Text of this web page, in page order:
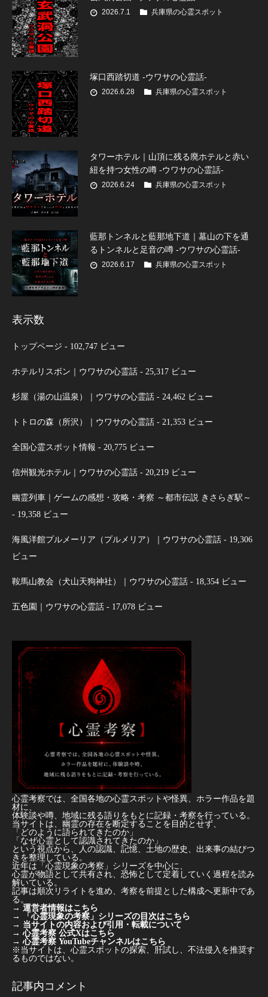
2026.7.1 兵庫県の心霊スポット
塚口西踏切道 -ウワサの心霊話-
2026.6.28 兵庫県の心霊スポット
タワーホテル｜山頂に残る廃ホテルと赤い
紐を持つ女性の噂 -ウワサの心霊話-
2026.6.24 兵庫県の心霊スポット
藍那トンネルと藍那地下道｜墓山の下を通
るトンネルと足音の噂 -ウワサの心霊話-
2026.6.17 兵庫県の心霊スポット
表示数
トップページ - 102,747 ビュー
ホテルリスボン｜ウワサの心霊話 - 25,317 ビュー
杉屋（湯の山温泉）｜ウワサの心霊話 - 24,462 ビュー
トトロの森（所沢）｜ウワサの心霊話 - 21,353 ビュー
全国心霊スポット情報 - 20,775 ビュー
信州観光ホテル｜ウワサの心霊話 - 20,219 ビュー
幽霊列車｜ゲームの感想・攻略・考察 ～都市伝説 きさらぎ駅～
- 19,358 ビュー
海風洋館プルメーリア（プルメリア）｜ウワサの心霊話 - 19,306
ビュー
鞍馬山教会（犬山天狗神社）｜ウワサの心霊話 - 18,354 ビュー
五色園｜ウワサの心霊話 - 17,078 ビュー
心霊考察では、全国各地の心霊スポットや怪異、ホラー作品を題
材に、
体験談や噂、地域に残る語りをもとに記録・考察を行っている。
当サイトは、幽霊の存在を断定することを目的とせず、
「どのように語られてきたのか」
「なぜ心霊として認識されてきたのか」
という視点から、人の認識、記憶、土地の歴史、出来事の結びつ
きを整理している。
近年は「心霊現象の考察」シリーズを中心に、
心霊が物語として共有され、恐怖として定着していく過程を読み
解いている。
記事は順次リライトを進め、考察を前提とした構成へ更新中であ
る。
→ 運営者情報はこちら
→
「心霊現象の考察」シリーズの目次はこちら
→ 当サイトの内容および引用・転載について
→ 心霊考察 公式Xはこちら
→ 心霊考察 YouTubeチャンネルはこちら
※当サイトは、心霊スポットの探索、肝試し、不法侵入を推奨す
るものではない。
記事内コメント